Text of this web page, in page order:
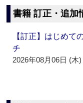
書籍 訂正・追加
【訂正】はじめ
チ
2026年08月06日 (木)